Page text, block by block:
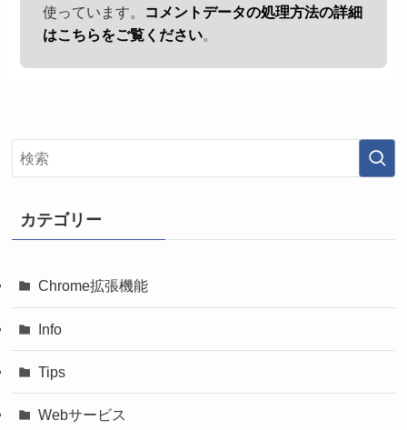
使っています。
コメントデータの処理方法の詳細
はこちらをご覧ください。
カテゴリー
Chrome拡張機能
Info
Tips
Webサービス